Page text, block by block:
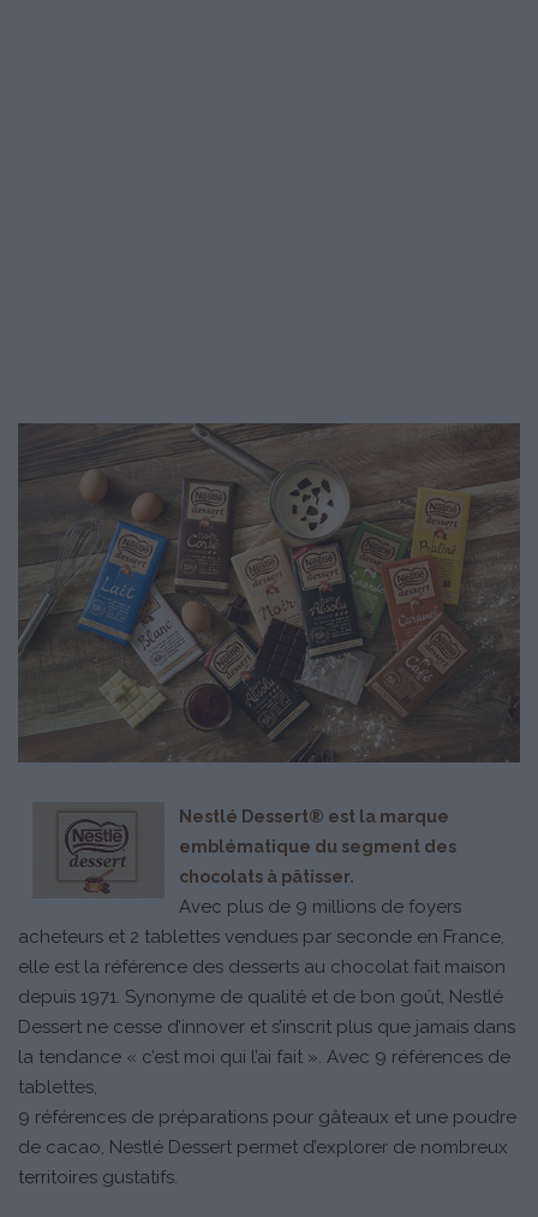
Nestlé Dessert® est la marque
emblématique du segment des
chocolats à pâtisser.
Avec plus de 9 millions de foyers
acheteurs et 2 tablettes vendues par seconde en France,
elle est la référence des desserts au chocolat fait maison
depuis 1971. Synonyme de qualité et de bon goût, Nestlé
Dessert ne cesse d’innover et s’inscrit plus que jamais dans
la tendance « c’est moi qui l’ai fait ». Avec 9 références de
tablettes,
9 références de préparations pour gâteaux et une poudre
de cacao, Nestlé Dessert permet d’explorer de nombreux
territoires gustatifs.